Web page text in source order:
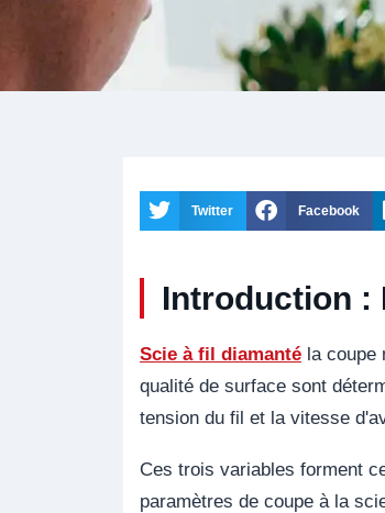
Twitter Facebook
Introduction :
Scie à fil diamanté la coupe
qualité de surface sont
tension du fil et la vitesse
Ces trois variables forment
paramètres de coupe à la